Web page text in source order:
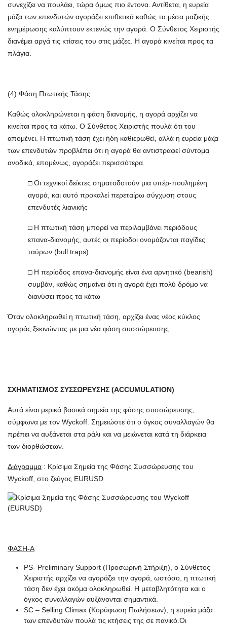
συνεχίζει να πουλάει, τώρα όμως πιο έντονα. Αντίθετα, η ευρεία
μάζα των επενδυτών αγοράζει επιθετικά καθώς τα μέσα μαζικής
ενημέρωσης καλύπτουν εκτενώς την αγορά. Ο Σύνθετος Χειριστής
διανέμει αργά τις κτίσεις του στις μάζες. Η αγορά κινείται προς τα
πλάγια.
(4) Φάση Πτωτικής Τάσης
Καθώς ολοκληρώνεται η φάση διανομής, η αγορά αρχίζει να
κινείται προς τα κάτω. Ο Σύνθετος Χειριστής πουλά ότι του
απομένει. Η πτωτική τάση έχει ήδη καθιερωθεί, αλλά η ευρεία μάζα
των επενδυτών προβλέπει ότι η αγορά θα αντιστραφεί σύντομα
ανοδικά, επομένως, αγοράζει περισσότερα.
□ Οι τεχνικοί δείκτες σηματοδοτούν μια υπέρ-πουλημένη
αγορά, και αυτό προκαλεί περεταίρω σύγχυση στους
επενδυτές λιανικής
□ Η πτωτική τάση μπορεί να περιλαμβάνει περιόδους
επανα-διανομής, αυτές οι περίοδοι ονομάζονται παγίδες
ταύρων (bull traps)
□ Η περίοδος επανα-διανομής είναι ένα αρνητικό (bearish)
συμβάν, καθώς σημαίνει ότι η αγορά έχει πολύ δρόμο να
διανύσει προς τα κάτω
Όταν ολοκληρωθεί η πτωτική τάση, αρχίζει ένας νέος κύκλος
αγοράς ξεκινώντας με μια νέα φάση συσσώρευσης.
ΣΧΗΜΑΤΙΣΜΟΣ ΣΥΣΣΩΡΕΥΣΗΣ (ACCUMULATION)
Αυτά είναι μερικά βασικά σημεία της φάσης συσσώρευσης,
σύμφωνα με τον Wyckoff. Σημειώστε ότι ο όγκος συναλλαγών θα
πρέπει να αυξάνεται στα ράλι και να μειώνεται κατά τη διάρκεια
των διορθώσεων.
Διάγραμμα : Κρίσιμα Σημεία της Φάσης Συσσώρευσης του
Wyckoff, στο ζεύγος EURUSD
ΦΑΣΗ-Α
PS- Preliminary Support (Προσωρινή Στήριξη), ο Σύνθετος
Χειριστής αρχίζει να αγοράζει την αγορά, ωστόσο, η πτωτική
τάση δεν έχει ακόμα ολοκληρωθεί. Η μεταβλητότητα και ο
όγκος συναλλαγών αυξάνονται σημαντικά.
SC – Selling Climax (Κορύφωση Πωλήσεων), η ευρεία μάζα
των επενδυτών πουλά τις κτήσεις της σε πανικό.Οι